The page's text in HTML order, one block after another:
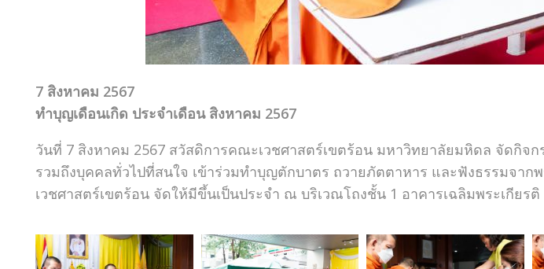
7 สิงหาคม 2567
ทำบุญเดือนเกิด ประจำเดือน สิงหาคม 2567
วันที่ 7 สิงหาคม 2567 สวัสดิการคณะเวชศาสตร์เขตร้อน มหาวิทยาลัยมหิดล จัดกิจ
รวมถึงบุคคลทั่วไปที่สนใจ เข้าร่วมทำบุญตักบาตร ถวายภัตตาหาร และฟังธรรมจ
เวชศาสตร์เขตร้อน จัดให้มีขึ้นเป็นประจำ ณ บริเวณโถงชั้น 1 อาคารเฉลิมพระเกีย